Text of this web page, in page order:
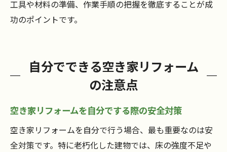
工具や材料の準備、作業手順の把握を徹底することが成
功のポイントです。
自分でできる空き家リフォーム
の注意点
空き家リフォームを自分でする際の安全対策
空き家リフォームを自分で行う場合、最も重要なのは安
全対策です。特に老朽化した建物では、床の強度不足や